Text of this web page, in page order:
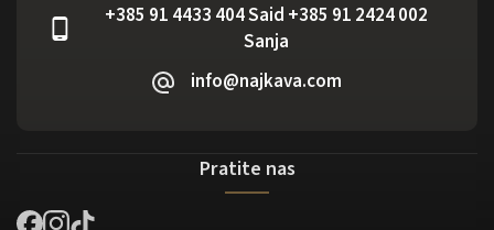
+385 91 4433 404 Said +385 91 2424 002
Sanja
info@najkava.com
Pratite nas